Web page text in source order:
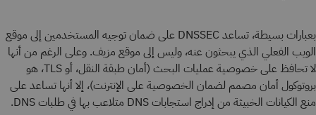
بعبارات بسيطة، تساعد DNSSEC على ضمان توجيه المستخدمين إلى موقع
الويب الفعلي الذي يبحثون عنه، وليس إلى موقع مزيف. وعلى الرغم من أنها
لا تحافظ على خصوصية عمليات البحث (أمان طبقة النقل، أو TLS، هو
بروتوكول أمان مصمم لضمان الخصوصية على الإنترنت)، إلا أنها تساعد على
منع الكيانات الخبيثة من إدراج استجابات DNS متلاعب بها في طلبات DNS.